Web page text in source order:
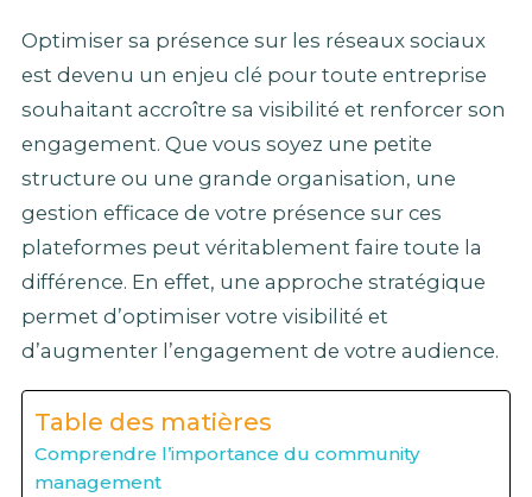
Optimiser sa présence sur les réseaux sociaux
est devenu un enjeu clé pour toute entreprise
souhaitant accroître sa visibilité et renforcer son
engagement. Que vous soyez une petite
structure ou une grande organisation, une
gestion efficace de votre présence sur ces
plateformes peut véritablement faire toute la
différence. En effet, une approche stratégique
permet d’optimiser votre visibilité et
d’augmenter l’engagement de votre audience.
Table des matières
Comprendre l’importance du community
management